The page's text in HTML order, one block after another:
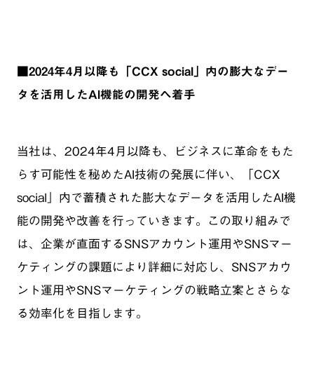
■2024年4月以降も「CCX social」内の膨大なデー
タを活用したAI機能の開発へ着手
当社は、2024年4月以降も、ビジネスに革命をもた
らす可能性を秘めたAI技術の発展に伴い、「CCX
social」内で蓄積された膨大なデータを活用したAI機
能の開発や改善を行っていきます。この取り組みで
は、企業が直面するSNSアカウント運用やSNSマー
ケティングの課題により詳細に対応し、SNSアカウ
ント運用やSNSマーケティングの戦略立案とさらな
る効率化を目指します。